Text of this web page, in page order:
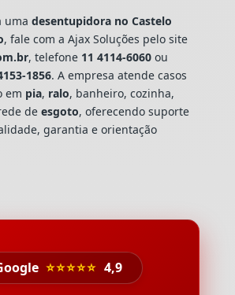
uma desentupidora no Castelo
, fale com a Ajax Soluções pelo site
, telefone 11 4114-6060ou
1856. A empresa atende casos
em pia, ralo, banheiro, cozinha,
de esgoto, oferecendo suporte
garantia e orientação
⭐⭐⭐⭐⭐ 4,9